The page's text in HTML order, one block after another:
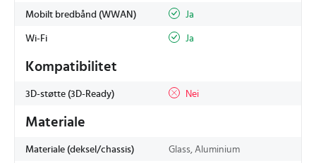
Mobilt bredbånd (WWAN) Ja
Wi-Fi Ja
Kompatibilitet
3D-støtte (3D-Ready) Nei
Materiale
Materiale (deksel/chassis) Glass, Aluminium